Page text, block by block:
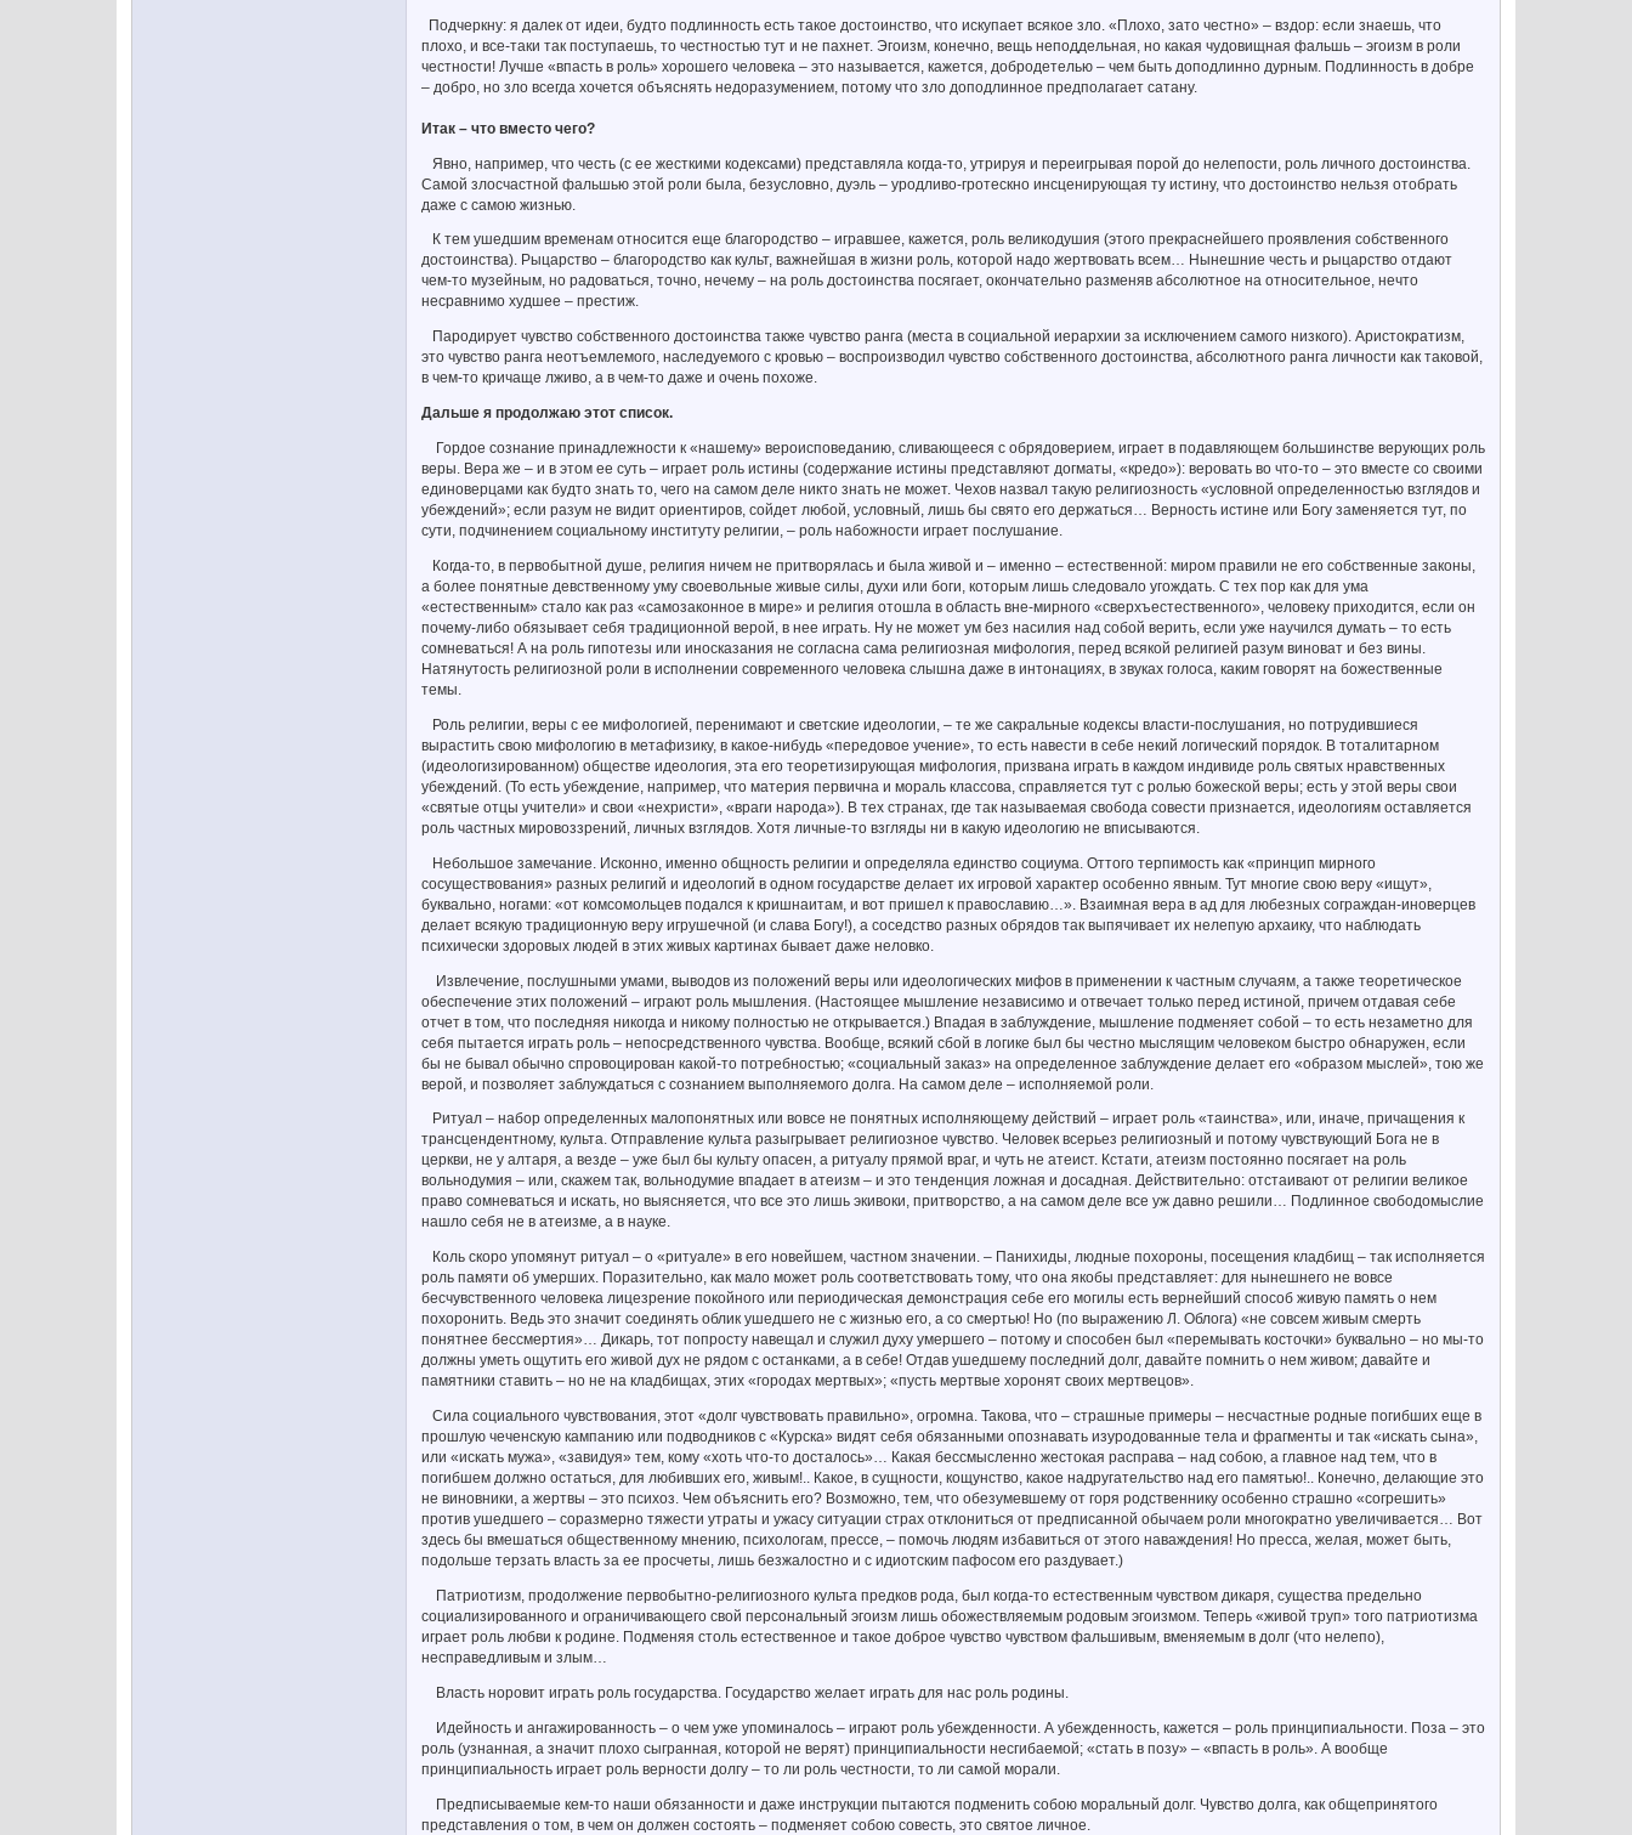
Подчеркну: я далек от идеи, будто подлинность есть такое достоинство, что искупает всякое зло. «Плохо, зато честно» – вздор: если знаешь, что
плохо, и все-таки так поступаешь, то честностью тут и не пахнет. Эгоизм, конечно, вещь неподдельная, но какая чудовищная фальшь – эгоизм в роли
честности! Лучше «впасть в роль» хорошего человека – это называется, кажется, добродетелью – чем быть доподлинно дурным. Подлинность в добре
– добро, но зло всегда хочется объяснять недоразумением, потому что зло доподлинное предполагает сатану.
Итак – что вместо чего?
Явно, например, что честь (с ее жесткими кодексами) представляла когда-то, утрируя и переигрывая порой до нелепости, роль личного достоинства.
Самой злосчастной фальшью этой роли была, безусловно, дуэль – уродливо-гротескно инсценирующая ту истину, что достоинство нельзя отобрать
даже с самою жизнью.
К тем ушедшим временам относится еще благородство – игравшее, кажется, роль великодушия (этого прекраснейшего проявления собственного
достоинства). Рыцарство – благородство как культ, важнейшая в жизни роль, которой надо жертвовать всем… Нынешние честь и рыцарство отдают
чем-то музейным, но радоваться, точно, нечему – на роль достоинства посягает, окончательно разменяв абсолютное на относительное, нечто
несравнимо худшее – престиж.
Пародирует чувство собственного достоинства также чувство ранга (места в социальной иерархии за исключением самого низкого). Аристократизм,
это чувство ранга неотъемлемого, наследуемого с кровью – воспроизводил чувство собственного достоинства, абсолютного ранга личности как таковой,
в чем-то кричаще лживо, а в чем-то даже и очень похоже.
Дальше я продолжаю этот список.
Гордое сознание принадлежности к «нашему» вероисповеданию, сливающееся с обрядоверием, играет в подавляющем большинстве верующих роль
веры. Вера же – и в этом ее суть – играет роль истины (содержание истины представляют догматы, «кредо»): веровать во что-то – это вместе со своими
единоверцами как будто знать то, чего на самом деле никто знать не может. Чехов назвал такую религиозность «условной определенностью взглядов и
убеждений»; если разум не видит ориентиров, сойдет любой, условный, лишь бы свято его держаться… Верность истине или Богу заменяется тут, по
сути, подчинением социальному институту религии, – роль набожности играет послушание.
Когда-то, в первобытной душе, религия ничем не притворялась и была живой и – именно – естественной: миром правили не его собственные законы,
а более понятные девственному уму своевольные живые силы, духи или боги, которым лишь следовало угождать. С тех пор как для ума
«естественным» стало как раз «самозаконное в мире» и религия отошла в область вне-мирного «сверхъестественного», человеку приходится, если он
почему-либо обязывает себя традиционной верой, в нее играть. Ну не может ум без насилия над собой верить, если уже научился думать – то есть
сомневаться! А на роль гипотезы или иносказания не согласна сама религиозная мифология, перед всякой религией разум виноват и без вины.
Натянутость религиозной роли в исполнении современного человека слышна даже в интонациях, в звуках голоса, каким говорят на божественные
темы.
Роль религии, веры с ее мифологией, перенимают и светские идеологии, – те же сакральные кодексы власти-послушания, но потрудившиеся
вырастить свою мифологию в метафизику, в какое-нибудь «передовое учение», то есть навести в себе некий логический порядок. В тоталитарном
(идеологизированном) обществе идеология, эта его теоретизирующая мифология, призвана играть в каждом индивиде роль святых нравственных
убеждений. (То есть убеждение, например, что материя первична и мораль классова, справляется тут с ролью божеской веры; есть у этой веры свои
«святые отцы учители» и свои «нехристи», «враги народа»). В тех странах, где так называемая свобода совести признается, идеологиям оставляется
роль частных мировоззрений, личных взглядов. Хотя личные-то взгляды ни в какую идеологию не вписываются.
Небольшое замечание. Исконно, именно общность религии и определяла единство социума. Оттого терпимость как «принцип мирного
сосуществования» разных религий и идеологий в одном государстве делает их игровой характер особенно явным. Тут многие свою веру «ищут»,
буквально, ногами: «от комсомольцев подался к кришнаитам, и вот пришел к православию…». Взаимная вера в ад для любезных сограждан-иноверцев
делает всякую традиционную веру игрушечной (и слава Богу!), а соседство разных обрядов так выпячивает их нелепую архаику, что наблюдать
психически здоровых людей в этих живых картинах бывает даже неловко.
Извлечение, послушными умами, выводов из положений веры или идеологических мифов в применении к частным случаям, а также теоретическое
обеспечение этих положений – играют роль мышления. (Настоящее мышление независимо и отвечает только перед истиной, причем отдавая себе
отчет в том, что последняя никогда и никому полностью не открывается.) Впадая в заблуждение, мышление подменяет собой – то есть незаметно для
себя пытается играть роль – непосредственного чувства. Вообще, всякий сбой в логике был бы честно мыслящим человеком быстро обнаружен, если
бы не бывал обычно спровоцирован какой-то потребностью; «социальный заказ» на определенное заблуждение делает его «образом мыслей», тою же
верой, и позволяет заблуждаться с сознанием выполняемого долга. На самом деле – исполняемой роли.
Ритуал – набор определенных малопонятных или вовсе не понятных исполняющему действий – играет роль «таинства», или, иначе, причащения к
трансцендентному, культа. Отправление культа разыгрывает религиозное чувство. Человек всерьез религиозный и потому чувствующий Бога не в
церкви, не у алтаря, а везде – уже был бы культу опасен, а ритуалу прямой враг, и чуть не атеист. Кстати, атеизм постоянно посягает на роль
вольнодумия – или, скажем так, вольнодумие впадает в атеизм – и это тенденция ложная и досадная. Действительно: отстаивают от религии великое
право сомневаться и искать, но выясняется, что все это лишь экивоки, притворство, а на самом деле все уж давно решили… Подлинное свободомыслие
нашло себя не в атеизме, а в науке.
Коль скоро упомянут ритуал – о «ритуале» в его новейшем, частном значении. – Панихиды, людные похороны, посещения кладбищ – так исполняется
роль памяти об умерших. Поразительно, как мало может роль соответствовать тому, что она якобы представляет: для нынешнего не вовсе
бесчувственного человека лицезрение покойного или периодическая демонстрация себе его могилы есть вернейший способ живую память о нем
похоронить. Ведь это значит соединять облик ушедшего не с жизнью его, а со смертью! Но (по выражению Л. Облога) «не совсем живым смерть
понятнее бессмертия»… Дикарь, тот попросту навещал и служил духу умершего – потому и способен был «перемывать косточки» буквально – но мы-то
должны уметь ощутить его живой дух не рядом с останками, а в себе! Отдав ушедшему последний долг, давайте помнить о нем живом; давайте и
памятники ставить – но не на кладбищах, этих «городах мертвых»; «пусть мертвые хоронят своих мертвецов».
Сила социального чувствования, этот «долг чувствовать правильно», огромна. Такова, что – страшные примеры – несчастные родные погибших еще в
прошлую чеченскую кампанию или подводников с «Курска» видят себя обязанными опознавать изуродованные тела и фрагменты и так «искать сына»,
или «искать мужа», «завидуя» тем, кому «хоть что-то досталось»… Какая бессмысленно жестокая расправа – над собою, а главное над тем, что в
погибшем должно остаться, для любивших его, живым!.. Какое, в сущности, кощунство, какое надругательство над его памятью!.. Конечно, делающие это
не виновники, а жертвы – это психоз. Чем объяснить его? Возможно, тем, что обезумевшему от горя родственнику особенно страшно «согрешить»
против ушедшего – соразмерно тяжести утраты и ужасу ситуации страх отклониться от предписанной обычаем роли многократно увеличивается… Вот
здесь бы вмешаться общественному мнению, психологам, прессе, – помочь людям избавиться от этого наваждения! Но пресса, желая, может быть,
подольше терзать власть за ее просчеты, лишь безжалостно и с идиотским пафосом его раздувает.)
Патриотизм, продолжение первобытно-религиозного культа предков рода, был когда-то естественным чувством дикаря, существа предельно
социализированного и ограничивающего свой персональный эгоизм лишь обожествляемым родовым эгоизмом. Теперь «живой труп» того патриотизма
играет роль любви к родине. Подменяя столь естественное и такое доброе чувство чувством фальшивым, вменяемым в долг (что нелепо),
несправедливым и злым…
Власть норовит играть роль государства. Государство желает играть для нас роль родины.
Идейность и ангажированность – о чем уже упоминалось – играют роль убежденности. А убежденность, кажется – роль принципиальности. Поза – это
роль (узнанная, а значит плохо сыгранная, которой не верят) принципиальности несгибаемой; «стать в позу» – «впасть в роль». А вообще
принципиальность играет роль верности долгу – то ли роль честности, то ли самой морали.
Предписываемые кем-то наши обязанности и даже инструкции пытаются подменить собою моральный долг. Чувство долга, как общепринятого
представления о том, в чем он должен состоять – подменяет собою совесть, это святое личное.